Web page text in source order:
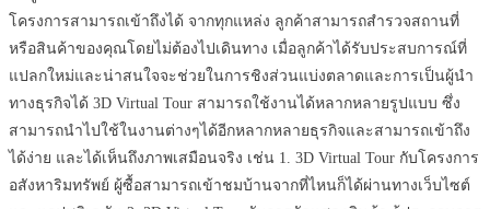
โครงการสามารถเข้าถึงได้ จากทุกแหล่ง ลูกค้าสามารถสำรวจสถานที่
หรือสินค้าของคุณโดยไม่ต้องไปเดินทาง เมื่อลูกค้าได้รับประสบการณ์ที่
แปลกใหม่และน่าสนใจจะช่วยในการชิงส่วนแบ่งตลาดและการเป็นผู้นำ
ทางธุรกิจได้ 3D Virtual Tour สามารถใช้งานได้หลากหลายรูปแบบ ซึ่ง
สามารถนำไปใช้ในงานต่างๆได้อีกหลากหลายธุรกิจและสามารถเข้าถึง
ได้ง่าย และได้เห็นถึงภาพเสมือนจริง เช่น 1. 3D Virtual Tour กับโครงการ
อสังหาริมทรัพย์ ผู้ซื้อสามารถเข้าชมบ้านจากที่ไหนก็ได้ผ่านทางเว็บไซต์